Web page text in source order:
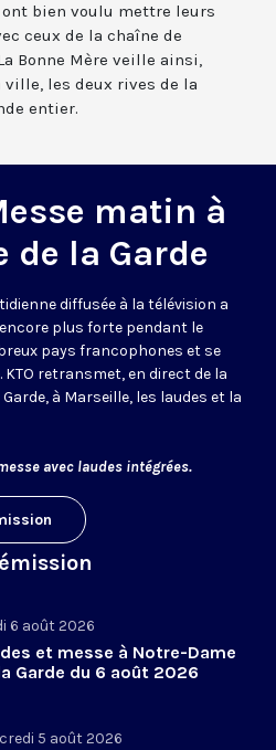
ont bien voulu mettre leurs
ceux de la chaîne de
Bonne Mère veille ainsi,
les deux rives de la
entier.
matin à
de la Garde
diffusée à la télévision a
plus forte pendant le
pays francophones et se
retransmet, en direct de la
à Marseille, les laudes et la
avec laudes intégrées.
6 août 2026
et messe à Notre-Dame
Garde du 6 août 2026
5 août 2026